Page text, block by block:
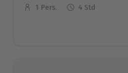
Anzahl der Teilnehmer
1 Pers. 4 Std